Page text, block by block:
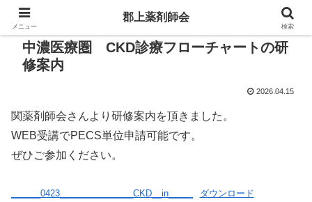
中濃医療圏 CKD診療フローチャートの研
修案内
2026.04.15
関薬剤師会さんより研修案内を頂きました。
WEB受講でPECS単位申請可能です。
ぜひご参加ください。
______0423_______________CKD__in_____ ダウンロード
メニュー
郡上薬剤師会
検索